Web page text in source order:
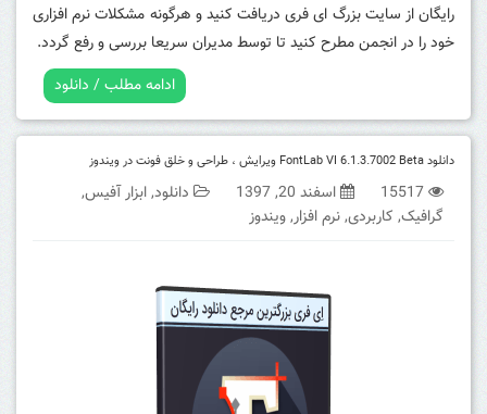
رایگان از سایت بزرگ ای فری دریافت کنید و هرگونه مشکلات نرم افزاری
خود را در انجمن مطرح کنید تا توسط مدیران سریعا بررسی و رفع گردد.
ادامه مطلب / دانلود
دانلود FontLab VI 6.1.3.7002 Beta ویرایش ، طراحی و خلق فونت در ویندوز
15517 اسفند 20, 1397 دانلود,ابزار آفیس,
گرافیک, کاربردی,نرم افزار,ویندوز